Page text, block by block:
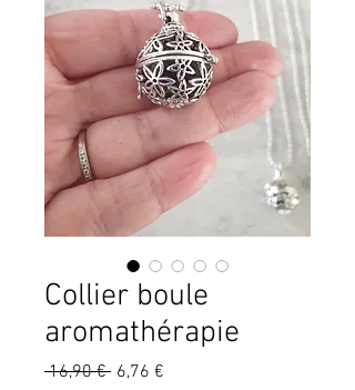
Collier boule
aromathérapie
16,90 € Prix
6,76 €